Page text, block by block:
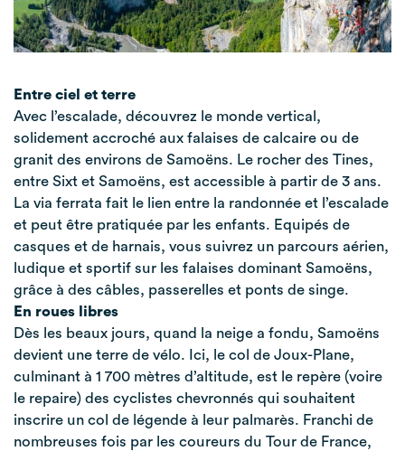
Entre ciel et terre
Avec l’escalade, découvrez le monde vertical,
solidement accroché aux falaises de calcaire ou de
granit des environs de Samoëns. Le rocher des Tines,
entre Sixt et Samoëns, est accessible à partir de 3 ans.
La via ferrata fait le lien entre la randonnée et l’escalade
et peut être pratiquée par les enfants. Equipés de
casques et de harnais, vous suivrez un parcours aérien,
ludique et sportif sur les falaises dominant Samoëns,
grâce à des câbles, passerelles et ponts de singe.
En roues libres
Dès les beaux jours, quand la neige a fondu, Samoëns
devient une terre de vélo. Ici, le col de Joux-Plane,
culminant à 1 700 mètres d’altitude, est le repère (voire
le repaire) des cyclistes chevronnés qui souhaitent
inscrire un col de légende à leur palmarès. Franchi de
nombreuses fois par les coureurs du Tour de France,